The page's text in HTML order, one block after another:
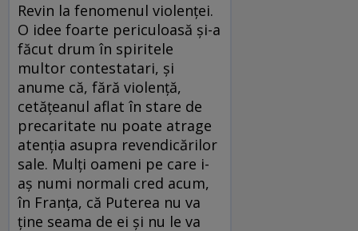
Revin la fenomenul violenţei.
O idee foarte periculoasă şi-a
făcut drum în spiritele
multor contestatari, şi
anume că, fără violenţă,
cetăţeanul aflat în stare de
precaritate nu poate atrage
atenţia asupra revendicărilor
sale. Mulţi oameni pe care i-
aş numi normali cred acum,
în Franţa, că Puterea nu va
ţine seama de ei şi nu le va